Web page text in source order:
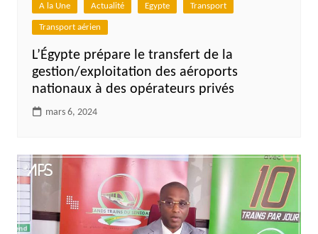
A la Une Actualité Egypte Transport
Transport aérien
L’Égypte prépare le transfert de la
gestion/exploitation des aéroports
nationaux à des opérateurs privés
mars 6, 2024